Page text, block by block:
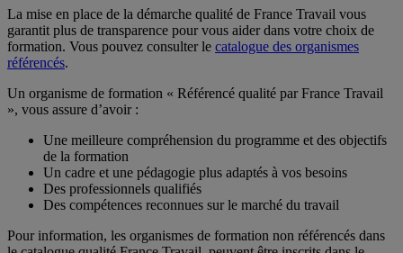
La mise en place de la démarche qualité de France Travail vous
garantit plus de transparence pour vous aider dans votre choix de
formation. Vous pouvez consulter le catalogue des organismes
référencés.
Un organisme de formation « Référencé qualité par France Travail
», vous assure d’avoir :
Une meilleure compréhension du programme et des objectifs
de la formation
Un cadre et une pédagogie plus adaptés à vos besoins
Des professionnels qualifiés
Des compétences reconnues sur le marché du travail
Pour information, les organismes de formation non référencés dans